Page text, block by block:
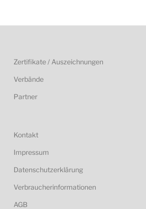
Zertifikate / Auszeichnungen
Verbände
Partner
Kontakt
Impressum
Datenschutzerklärung
Verbraucherinformationen
AGB